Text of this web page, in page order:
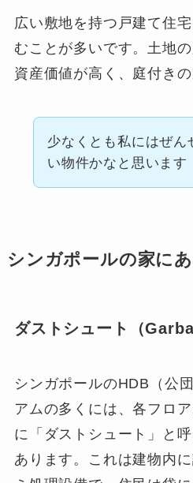
広い敷地を持つ戸建て住
むことが多いです。土地
資産価値が高く、庭付きの
少なくとも私にはぜん
い物件かなと思います
シンガポールの家に
ダストシュート（
シンガポールのHDB（公
アムの多くには、各フロ
に「ダストシュート」と
あります。これは建物内